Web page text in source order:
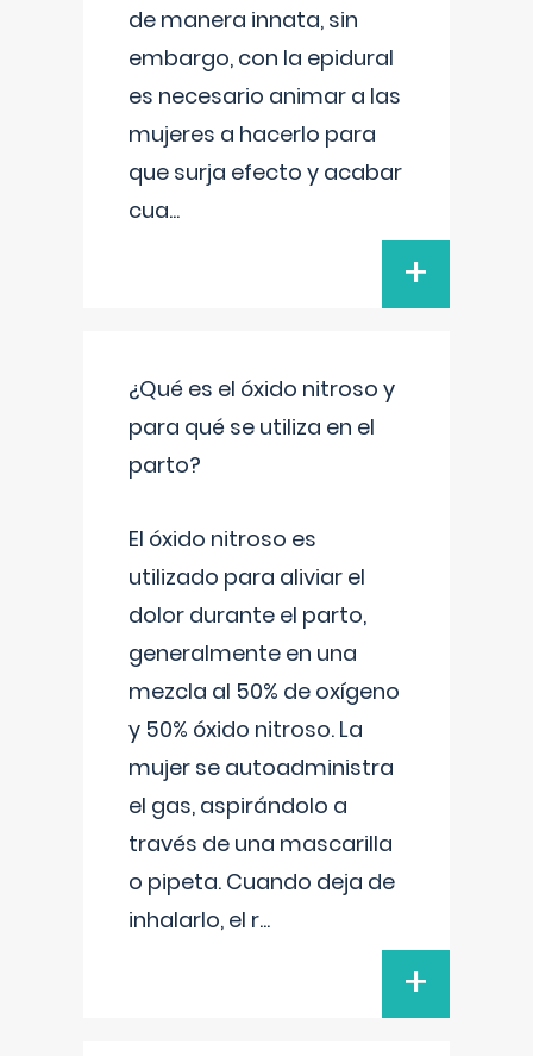
de manera innata, sin
embargo, con la epidural
es necesario animar a las
mujeres a hacerlo para
que surja efecto y acabar
cua...
+
¿Qué es el óxido nitroso y
para qué se utiliza en el
parto?
El óxido nitroso es
utilizado para aliviar el
dolor durante el parto,
generalmente en una
mezcla al 50% de oxígeno
y 50% óxido nitroso. La
mujer se autoadministra
el gas, aspirándolo a
través de una mascarilla
o pipeta. Cuando deja de
inhalarlo, el r...
+